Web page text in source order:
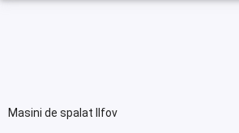
Masini de spalat Ilfov